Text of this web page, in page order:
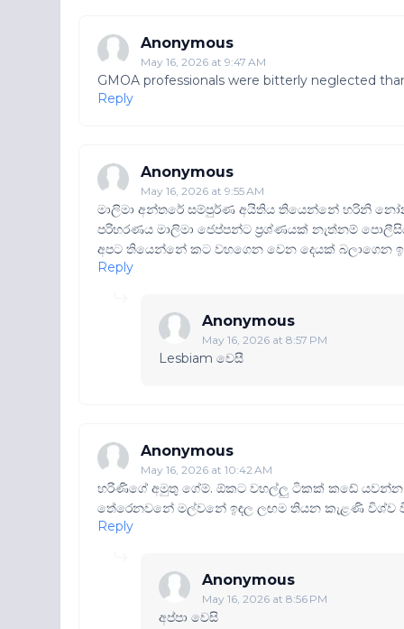
Anonymous
May 16, 2026 at 9:47 AM
GMOA professionals were bitterly neglected
Reply
Anonymous
May 16, 2026 at 9:55 AM
මාලිමා අන්තරේ සම්පුර්ණ අයිතිය තියෙන්නේ හරිනි
පරිහරණය මාලිමා ජෙප්පන්ට ප්‍රශ්ණයක් නැත්නම්
අපට තියෙන්නේ කට වහගෙන වෙන දෙයක් බලාගෙන
Reply
Anonymous
May 16, 2026 at 8:57 PM
Lesbiam වෙසී
Anonymous
May 16, 2026 at 10:42 AM
හරිණිගේ අමුතු ගේම්. ඕකට වහල්ලු ටිකක් කඩේ
තේරෙනවනේ මල්වනේ ඉඳල ලඟම තියන කැළණි විශ්ව
Reply
Anonymous
May 16, 2026 at 8:56 PM
අප්පා වෙසි